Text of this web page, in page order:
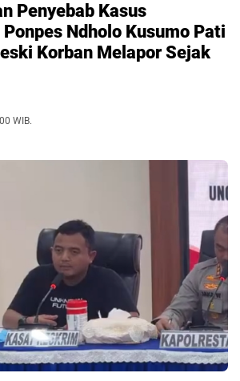
Penyebab Kasus
Ndholo Kusumo Pati
Korban Melapor Sejak
WIB.